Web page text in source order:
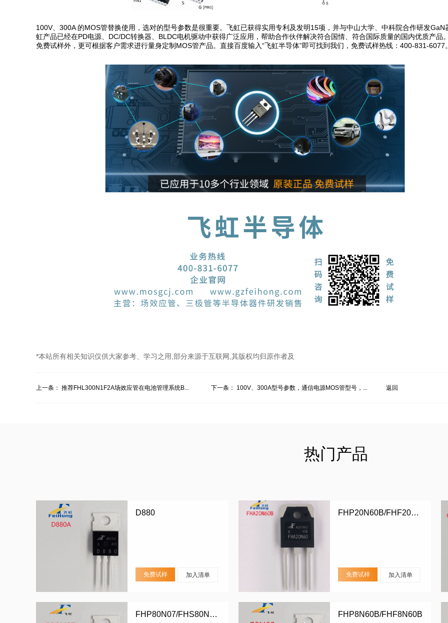
100V、300A 的MOS管替换使用，选对的型号参数是很重要。飞虹已获得实用专利及发明15项，并与中山大学、中科院合作研发GaN
虹产品已经在PD电源、DC/DC转换器、BLDC电机驱动中获得广泛应用，帮助合作伙伴解决符合国情、符合国际质量的国内优质产品
免费试样外，更可根据客户需求进行量身定制MOS管产品。直接百度输入“飞虹半导体”即可找到我们，免费试样热线：400-831-6077
*本站所有相关知识仅供大家参考、学习之用,部分来源于互联网,其版权均归原作者及
上一条： 推荐FHL300N1F2A场效应管在电池管理系统B... 下一条： 100V、300A型号参数，通信电源MOS管型号，... 返回
热门产品
D880
免费试样 加入清单
FHP20N60B/FHF20N60B/FHA20N60B
免费试样 加入清单
FHP80N07/FHS80N07/FHD80N07 FHP8N60B/FHF8N60B